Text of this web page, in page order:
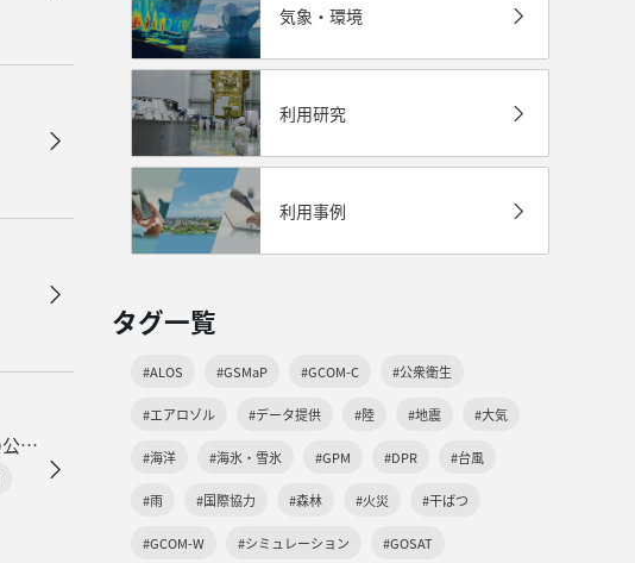
気候変動モニタリングのための必須気候変数（ECV） ― ECVインベントリー（Ver3）の公開 ―
気象・環境
利用研究
利用事例
タグ一覧
#ALOS #GSMaP #GCOM-C #公衆衛生
#エアロゾル #データ提供 #陸 #地震 #大気
#海洋 #海氷・雪氷 #GPM #DPR #台風
#雨 #国際協力 #森林 #火災 #干ばつ
#GCOM-W #シミュレーション #GOSAT